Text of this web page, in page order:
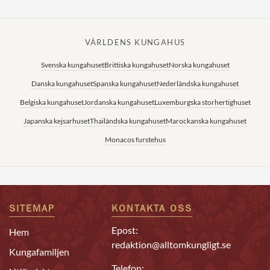
VÄRLDENS KUNGAHUS
Svenska kungahusetBrittiska kungahusetNorska kungahuset
Danska kungahusetSpanska kungahusetNederländska kungahuset
Belgiska kungahusetJordanska kungahusetLuxemburgska storhertighuset
Japanska kejsarhusetThailändska kungahusetMarockanska kungahuset
Monacos furstehus
SITEMAP
Hem
Kungafamiljen
KONTAKTA OSS
Epost:
redaktion@alltomkungligt.se